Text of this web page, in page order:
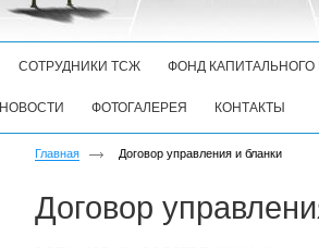
СОТРУДНИКИ ТСЖ ФОНД КАПИТАЛЬНОГО
НОВОСТИ ФОТОГАЛЕРЕЯ КОНТАКТЫ
Главная Договор управления и бланки
Договор